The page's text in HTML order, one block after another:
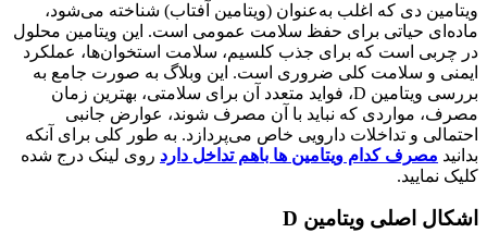
ویتامین دی که اغلب به‌عنوان (ویتامین آفتاب) شناخته می‌شود،
ماده‌ای حیاتی برای حفظ سلامت عمومی است. این ویتامین محلول
در چربی است که برای جذب کلسیم، سلامت استخوان‌ها، عملکرد
ایمنی و سلامت کلی ضروری است. این وبلاگ به صورت جامع به
بررسی ویتامین D، فواید متعدد آن برای سلامتی، بهترین زمان
مصرف، مواردی که نباید با آن مصرف شوند، عوارض جانبی
احتمالی و تداخلات دارویی خاص می‌پردازد. به طور کلی برای آنکه
بدانید مصرف کدام ویتامین ها باهم تداخل دارد روی لینک درج شده
کلیک نمایید.
اشکال اصلی ویتامین D